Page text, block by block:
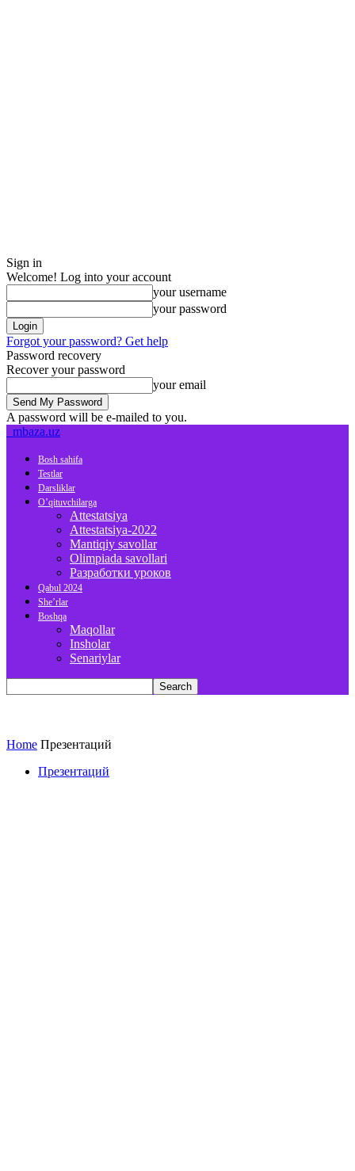
Sign in
Welcome! Log into your account
your username
your password
Forgot your password? Get help
Password recovery
Recover your password
your email
A password will be e-mailed to you.
mbaza.uz
Bosh sahifa
Testlar
Darsliklar
O’qituvchilarga
Attestatsiya
Attestatsiya-2022
Mantiqiy savollar
Olimpiada savollari
Разработки уроков
Qabul 2024
She’rlar
Boshqa
Maqollar
Insholar
Senariylar
Home Презентаций
Презентаций